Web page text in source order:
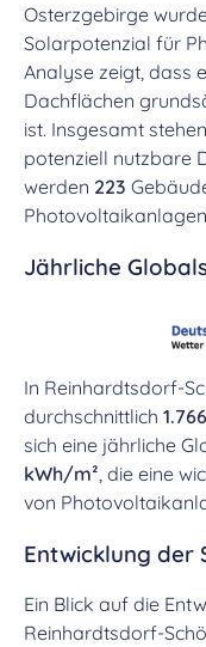
Osterzgebirge
Solarpotenzial für
Analyse zeigt, dass
Dachflächen
ist. Insgesamt
potenziell nutzbare
werden 223
Jährliche
In Reinhardtsdorf-
durchschnittlich
sich eine jährliche
kWh/m², die eine
von
Entwicklung der
Ein Blick auf die
Reinhardtsdorf-